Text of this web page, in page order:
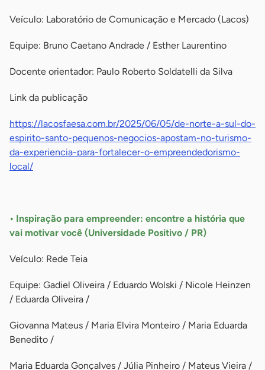
Veículo: Laboratório de Comunicação e Mercado (Lacos)
Equipe: Bruno Caetano Andrade / Esther Laurentino
Docente orientador: Paulo Roberto Soldatelli da Silva
Link da publicação
https://lacosfaesa.com.br/2025/06/05/de-norte-a-sul-do-
espirito-santo-pequenos-negocios-apostam-no-turismo-
da-experiencia-para-fortalecer-o-empreendedorismo-
local/
• Inspiração para empreender: encontre a história que
vai motivar você (Universidade Positivo / PR)
Veículo: Rede Teia
Equipe: Gadiel Oliveira / Eduardo Wolski / Nicole Heinzen
/ Eduarda Oliveira /
Giovanna Mateus / Maria Elvira Monteiro / Maria Eduarda
Benedito /
Maria Eduarda Gonçalves / Júlia Pinheiro / Mateus Vieira /